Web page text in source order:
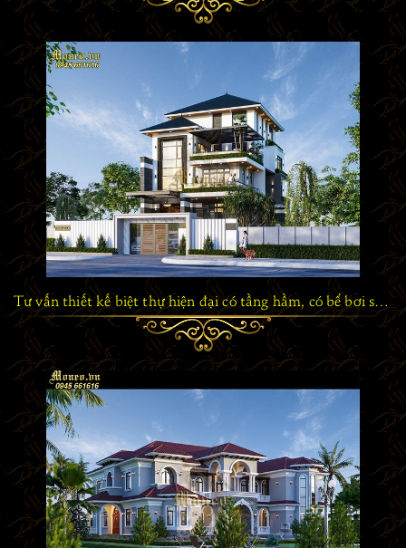
Tư vấn thiết kế biệt thự hiện đại có tầng hầm, có bể bơi sang trọng và tiện nghi